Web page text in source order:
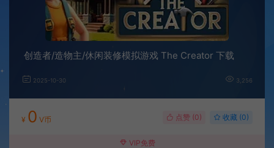
创造者/造物主/休闲装修模拟游戏 The Creator 下载
2025-10-30 3,256
¥ 0 V币 点赞 (0) 收藏 (0)
VIP免费